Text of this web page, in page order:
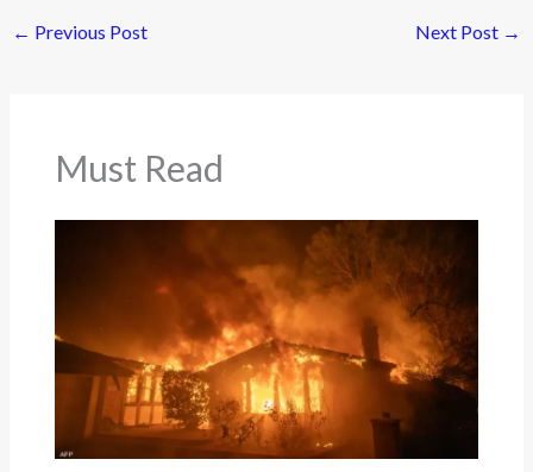
← Previous Post Next Post →
Must Read